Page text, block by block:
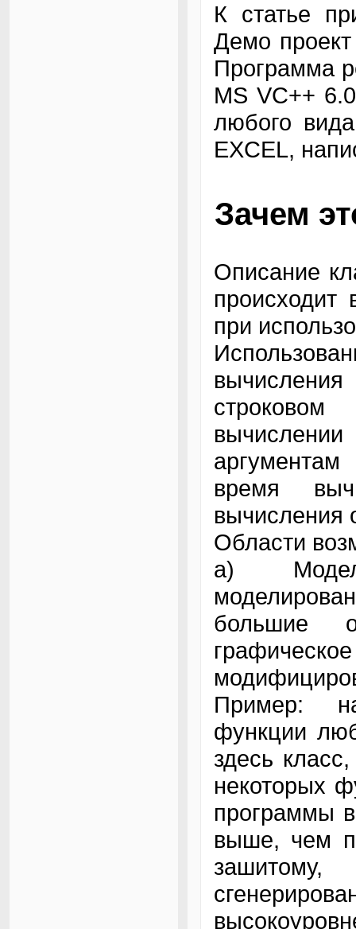
К статье
Демо
Программа
MS VC++
любого
EXCEL,
Зачем
Описание
происходит
при
время
вычисления
Области
a)
большие
Пример:
функции
здесь
некоторых
программы
выше, чем